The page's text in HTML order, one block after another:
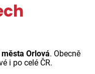
Orlová. Obecně
i po celé ČR.